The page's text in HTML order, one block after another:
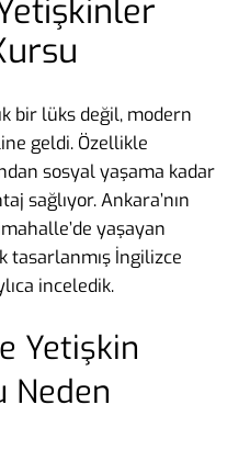
bir lüks değil, modern
geldi. Özellikle
sosyal yaşama kadar
sağlıyor. Ankara’nın
yaşayan
tasarlanmış İngilizce
inceledik.
Yetişkin
Neden